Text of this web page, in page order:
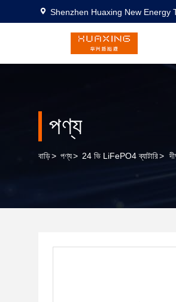
Shenzhen Huaxing New Energy
পণ্য
বাড়ি> পণ্য> 24 ভি LiFePO4 ব্যাটারি>